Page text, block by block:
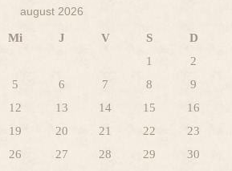
august 2026
Mi J V S
D
1
2
5 6 7 8
9
12 13 14 15
16
19 20 21 22
23
26 27 28 29
30